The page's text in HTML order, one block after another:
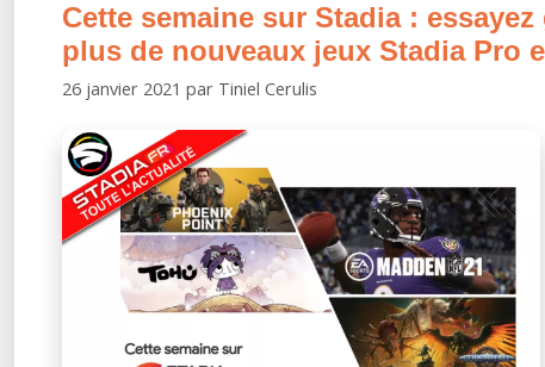
Cette semaine sur Stadia :
plus de nouveaux jeux Stadia Pro
26 janvier 2021 par Tiniel Cerulis